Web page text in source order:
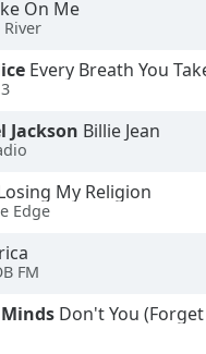
On Me
River
Every Breath You
Jackson Billie Jean
My Religion
Edge
FM
Don't You